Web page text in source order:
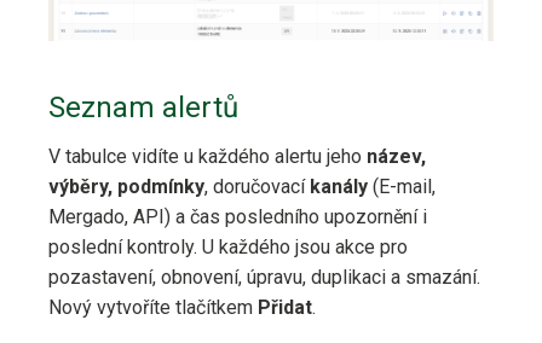
Seznam alertů
V tabulce vidíte u každého alertu jeho název,
výběry, podmínky, doručovací kanály (E-mail,
Mergado, API) a čas posledního upozornění i
poslední kontroly. U každého jsou akce pro
pozastavení, obnovení, úpravu, duplikaci a smazání.
Nový vytvoříte tlačítkem Přidat.